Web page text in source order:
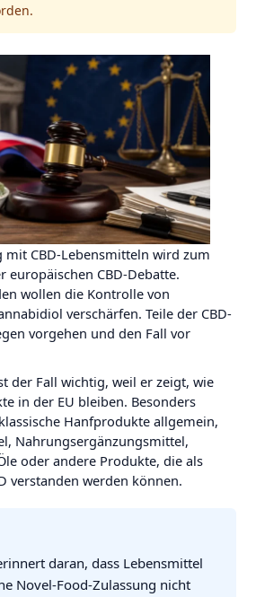
mit CBD-Lebensmitteln wird zum
europäischen CBD-Debatte.
wollen die Kontrolle von
verschärfen. Teile der CBD-
vorgehen und den Fall vor
der Fall wichtig, weil er zeigt, wie
in der EU bleiben. Besonders
Hanfprodukte allgemein,
Nahrungsergänzungsmittel,
oder andere Produkte, die als
verstanden werden können.
daran, dass Lebensmittel
Novel-Food-Zulassung nicht